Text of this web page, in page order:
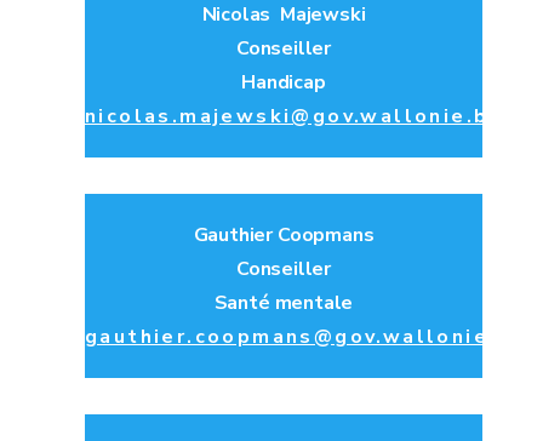
Nicolas Majewski
Conseiller
Handicap
nicolas.majewski@gov.wallonie.be
Gauthier Coopmans
Conseiller
Santé mentale
gauthier.coopmans@gov.wallonie.be